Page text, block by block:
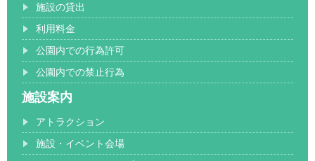
施設の貸出
利用料金
公園内での行為許可
公園内での禁止行為
施設案内
アトラクション
施設・イベント会場